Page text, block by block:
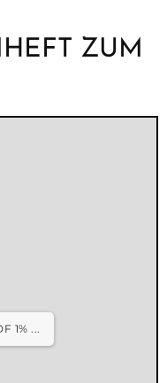
ZUM
1% ...